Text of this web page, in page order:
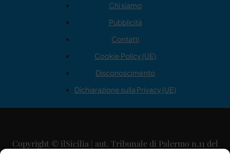
Chi siamo
Pubblicità
Contatti
Cookie Policy (UE)
Disconoscimento
Dichiarazione sulla Privacy (UE)
Copyright © ilSicilia | aut. Tribunale di Palermo n.11 del